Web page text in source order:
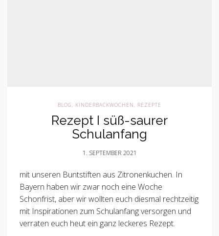
BLOG, KINDERBACKWOCHEN, REZEPTE
Rezept I süß-saurer
Schulanfang
1. SEPTEMBER 2021
mit unseren Buntstiften aus Zitronenkuchen. In
Bayern haben wir zwar noch eine Woche
Schonfrist, aber wir wollten euch diesmal rechtzeitig
mit Inspirationen zum Schulanfang versorgen und
verraten euch heut ein ganz leckeres Rezept.